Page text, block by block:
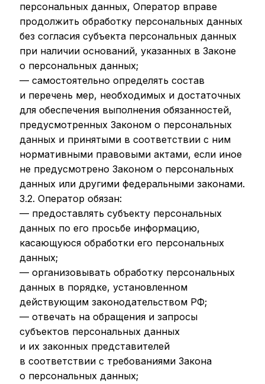
персональных данных, Оператор вправе
продолжить обработку персональных данных
без согласия субъекта персональных данных
при наличии оснований, указанных в Законе
о персональных данных;
— самостоятельно определять состав
и перечень мер, необходимых и достаточных
для обеспечения выполнения обязанностей,
предусмотренных Законом о персональных
данных и принятыми в соответствии с ним
нормативными правовыми актами, если иное
не предусмотрено Законом о персональных
данных или другими федеральными законами.
3.2. Оператор обязан:
— предоставлять субъекту персональных
данных по его просьбе информацию,
касающуюся обработки его персональных
данных;
— организовывать обработку персональных
данных в порядке, установленном
действующим законодательством РФ;
— отвечать на обращения и запросы
субъектов персональных данных
и их законных представителей
в соответствии с требованиями Закона
о персональных данных;